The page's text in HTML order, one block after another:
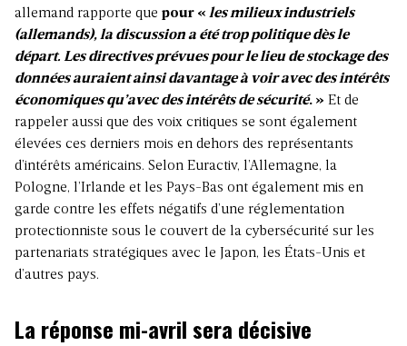
allemand rapporte que pour « les milieux industriels
(allemands), la discussion a été trop politique dès le
départ. Les directives prévues pour le lieu de stockage des
données auraient ainsi davantage à voir avec des intérêts
économiques qu’avec des intérêts de sécurité. » Et de
rappeler aussi que des voix critiques se sont également
élevées ces derniers mois en dehors des représentants
d’intérêts américains. Selon Euractiv, l’Allemagne, la
Pologne, l’Irlande et les Pays-Bas ont également mis en
garde contre les effets négatifs d’une réglementation
protectionniste sous le couvert de la cybersécurité sur les
partenariats stratégiques avec le Japon, les États-Unis et
d’autres pays.
La réponse mi-avril sera décisive